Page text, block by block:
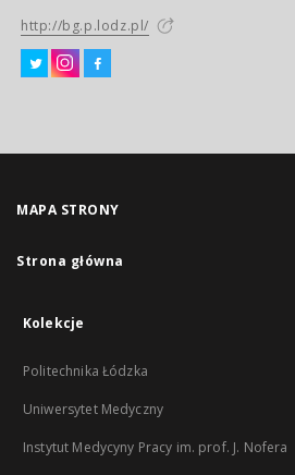
http://bg.p.lodz.pl/
MAPA STRONY
Strona główna
Kolekcje
Politechnika Łódzka
Uniwersytet Medyczny
Instytut Medycyny Pracy im. prof. J. Nofera